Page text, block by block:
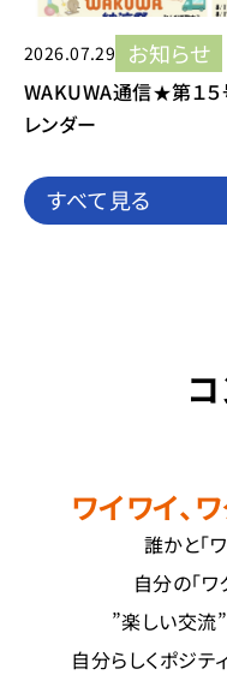
2026.07.29 お知らせ
WAKUWA通信★第１５
レンダー
すべて見る
ワイワイ、
誰かと「
自分の「ワ
”楽しい交流
自分らしくポジテ